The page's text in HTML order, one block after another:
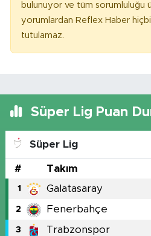
bulunuyor ve tüm sorumluluğu
yorumlardan Reflex Haber
tutulamaz.
Süper Lig Puan
Süper Lig
# Takım
1 Galatasaray
2 Fenerbahçe
3 Trabzonspor